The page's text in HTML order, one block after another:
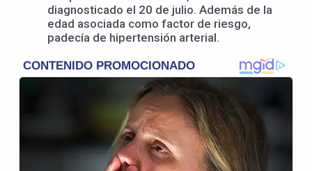
diagnosticado el 20 de julio. Además de la
edad asociada como factor de riesgo,
padecía de hipertensión arterial.